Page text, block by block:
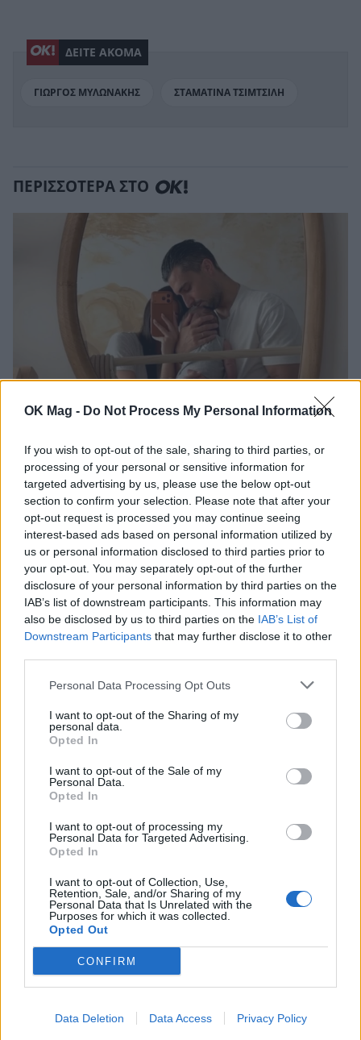
OK Mag - Do Not Process My Personal Information
If you wish to opt-out of the sale, sharing to third parties, or
processing of your personal or sensitive information for
targeted advertising by us, please use the below opt-out
section to confirm your selection. Please note that after your
opt-out request is processed you may continue seeing
interest-based ads based on personal information utilized by
us or personal information disclosed to third parties prior to
your opt-out. You may separately opt-out of the further
disclosure of your personal information by third parties on the
IAB’s list of downstream participants. This information may
also be disclosed by us to third parties on the IAB’s List of
Downstream Participants that may further disclose it to other
Personal Data Processing Opt Outs
I want to opt-out of the Sharing of my
personal data.
Opted In
I want to opt-out of the Sale of my
Personal Data.
Opted In
I want to opt-out of processing my
Personal Data for Targeted Advertising.
Opted In
I want to opt-out of Collection, Use,
Retention, Sale, and/or Sharing of my
Personal Data that Is Unrelated with the
Purposes for which it was collected.
Opted Out
CONFIRM
Data Deletion Data Access Privacy Policy
ΔΕΙΤΕ ΑΚΟΜΑ
ΓΙΩΡΓΟΣ ΜΥΛΩΝΑΚΗΣ ΣΤΑΜΑΤΙΝΑ ΤΣΙΜΤΣΙΛΗ
ΠΕΡΙΣΣΟΤΕΡΑ ΣΤΟ
του γιου του από την παραλία
CELEBRITIES
Βάλια Χατζηθεοδώρου: Το καλοκαιρινό
άλμπουμ από τη Μύκονο που ξεχώρισε
Αλεξάνδρα Νίκα: Οι τρυφερές καλοκαιρινές
στιγμές με τα παιδιά της στο σκάφος